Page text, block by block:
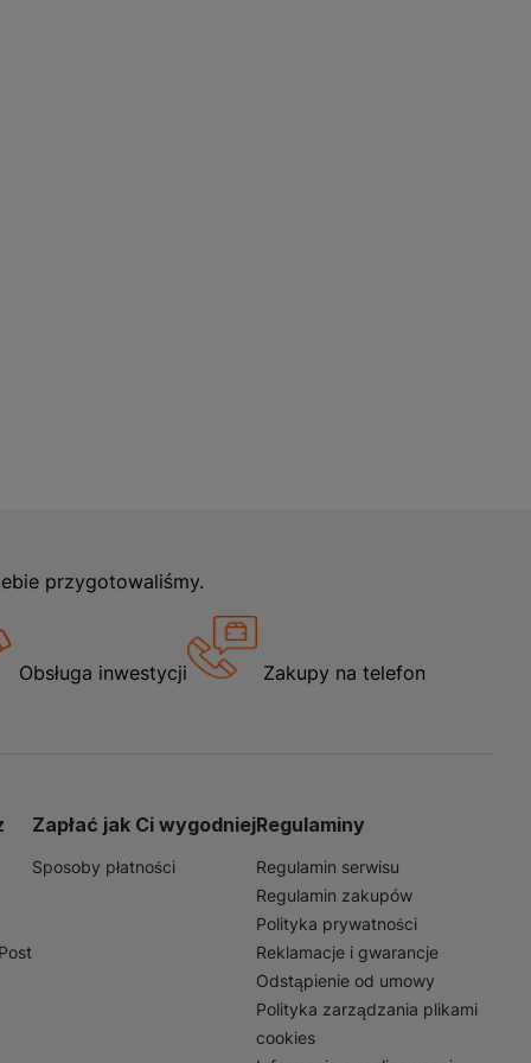
przygotowaliśmy.
Obsługa inwestycji Zakupy na telefon
Zapłać jak Ci wygodniej
Sposoby płatności
Regulaminy
Regulamin serwisu
Regulamin zakupów
Polityka prywatności
Reklamacje i gwarancje
Odstąpienie od umowy
Polityka zarządzania plikami
cookies